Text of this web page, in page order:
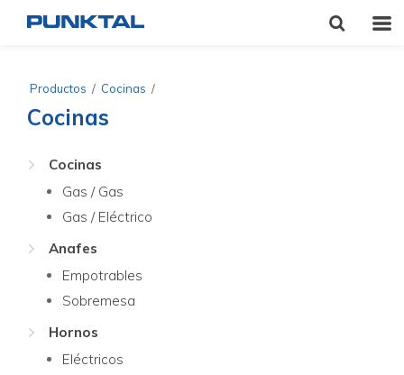
Productos / Cocinas /
Cocinas
Cocinas
Gas / Gas
Gas / Eléctrico
Anafes
Empotrables
Sobremesa
Hornos
Eléctricos